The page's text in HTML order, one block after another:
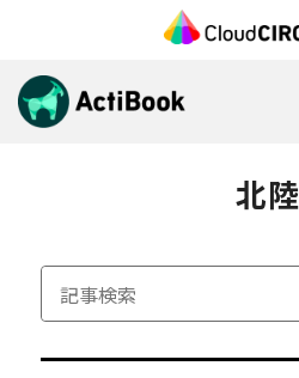
機能
北陸